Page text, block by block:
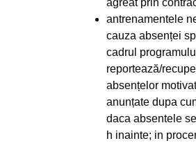
agreat prin
antrenamentele
cauza absenței
cadrul
reportează/
absențelor
anunțate dupa
daca absentele
h inainte; in